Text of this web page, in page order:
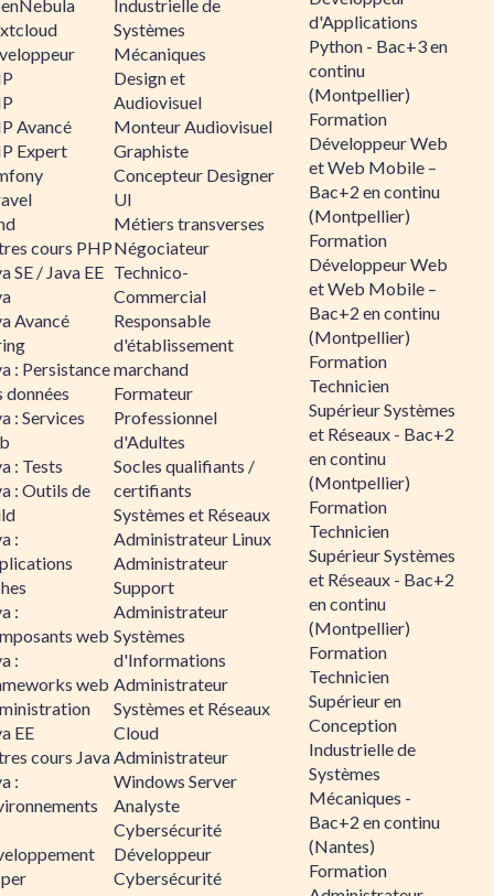
Avancé
Expert
cours PHP
SE / Java EE
Avancé
: Persistance
données
: Services
: Tests
: Outils de
:
:
web
:
web
EE
cours Java
:
Industrielle de
Systèmes
Mécaniques
Design et
Audiovisuel
Monteur Audiovisuel
Graphiste
Concepteur Designer
UI
Métiers transverses
Négociateur
Technico-
Commercial
Responsable
d'établissement
marchand
Formateur
Professionnel
d'Adultes
Socles qualifiants /
certifiants
Systèmes et Réseaux
Administrateur Linux
Administrateur
Support
Administrateur
Systèmes
d'Informations
Administrateur
Systèmes et Réseaux
Cloud
Administrateur
Windows Server
Analyste
Cybersécurité
Développeur
Cybersécurité
d'Applications
Python - Bac+3 en
continu
(Montpellier)
Formation
Développeur Web
et Web Mobile –
Bac+2 en continu
(Montpellier)
Formation
Développeur Web
et Web Mobile –
Bac+2 en continu
(Montpellier)
Formation
Technicien
Supérieur Systèmes
et Réseaux - Bac+2
en continu
(Montpellier)
Formation
Technicien
Supérieur Systèmes
et Réseaux - Bac+2
en continu
(Montpellier)
Formation
Technicien
Supérieur en
Conception
Industrielle de
Systèmes
Mécaniques -
Bac+2 en continu
(Nantes)
Formation